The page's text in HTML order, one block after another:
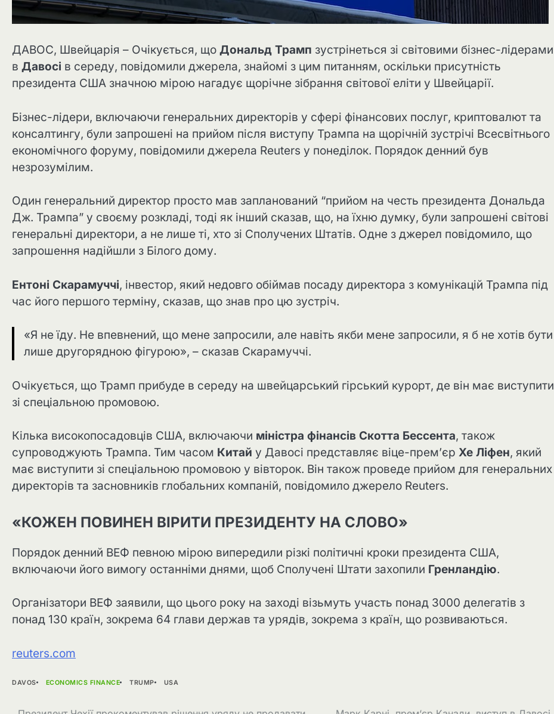
ДАВОС, Швейцарія – Очікується, що Дональд Трамп зустрінеться зі світовими бізнес-лідерами
в Давосі в середу, повідомили джерела, знайомі з цим питанням, оскільки присутність
президента США значною мірою нагадує щорічне зібрання світової еліти у Швейцарії.
Бізнес-лідери, включаючи генеральних директорів у сфері фінансових послуг, криптовалют та
консалтингу, були запрошені на прийом після виступу Трампа на щорічній зустрічі Всесвітнього
економічного форуму, повідомили джерела Reuters у понеділок. Порядок денний був
незрозумілим.
Один генеральний директор просто мав запланований “прийом на честь президента Дональда
Дж. Трампа” у своєму розкладі, тоді як інший сказав, що, на їхню думку, були запрошені світові
генеральні директори, а не лише ті, хто зі Сполучених Штатів. Одне з джерел повідомило, що
запрошення надійшли з Білого дому.
Ентоні Скарамуччі, інвестор, який недовго обіймав посаду директора з комунікацій Трампа під
час його першого терміну, сказав, що знав про цю зустріч.
«Я не їду. Не впевнений, що мене запросили, але навіть якби мене запросили, я б не хотів бути
лише другорядною фігурою», – сказав Скарамуччі.
Очікується, що Трамп прибуде в середу на швейцарський гірський курорт, де він має виступити
зі спеціальною промовою.
Кілька високопосадовців США, включаючи міністра фінансів Скотта Бессента, також
супроводжують Трампа. Тим часом Китай у Давосі представляє віце-прем’єр Хе Ліфен, який
має виступити зі спеціальною промовою у вівторок. Він також проведе прийом для генеральних
директорів та засновників глобальних компаній, повідомило джерело Reuters.
«КОЖЕН ПОВИНЕН ВІРИТИ ПРЕЗИДЕНТУ НА СЛОВО»
Порядок денний ВЕФ певною мірою випередили різкі політичні кроки президента США,
включаючи його вимогу останніми днями, щоб Сполучені Штати захопили Гренландію.
Організатори ВЕФ заявили, що цього року на заході візьмуть участь понад 3000 делегатів з
понад 130 країн, зокрема 64 глави держав та урядів, зокрема з країн, що розвиваються.
reuters.com
DAVOS ECONOMICS FINANCE TRUMP USA